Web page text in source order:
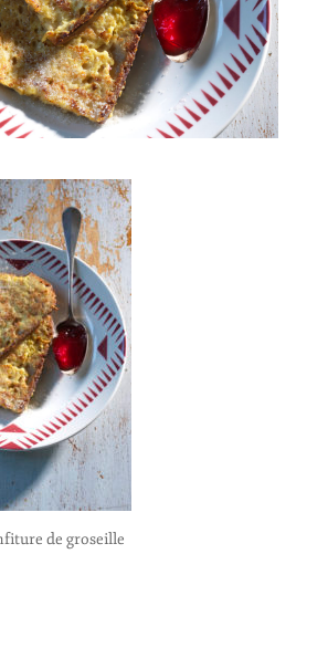
de groseille